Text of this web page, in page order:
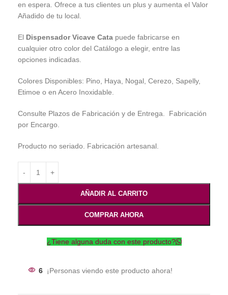
en espera. Ofrece a tus clientes un plus y aumenta el Valor
Añadido de tu local.
El Dispensador Vicave Cata puede fabricarse en
cualquier otro color del Catálogo a elegir, entre las
opciones indicadas.
Colores Disponibles: Pino, Haya, Nogal, Cerezo, Sapelly,
Etimoe o en Acero Inoxidable.
Consulte Plazos de Fabricación y de Entrega. Fabricación
por Encargo.
Producto no seriado. Fabricación artesanal.
AÑADIR AL CARRITO
COMPRAR AHORA
¿Tiene alguna duda con este producto?
6 ¡Personas viendo este producto ahora!